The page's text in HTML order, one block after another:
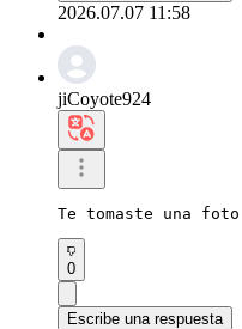
2026.07.07 11:58
jiCoyote924
Te tomaste una
0
Escribe una respuesta